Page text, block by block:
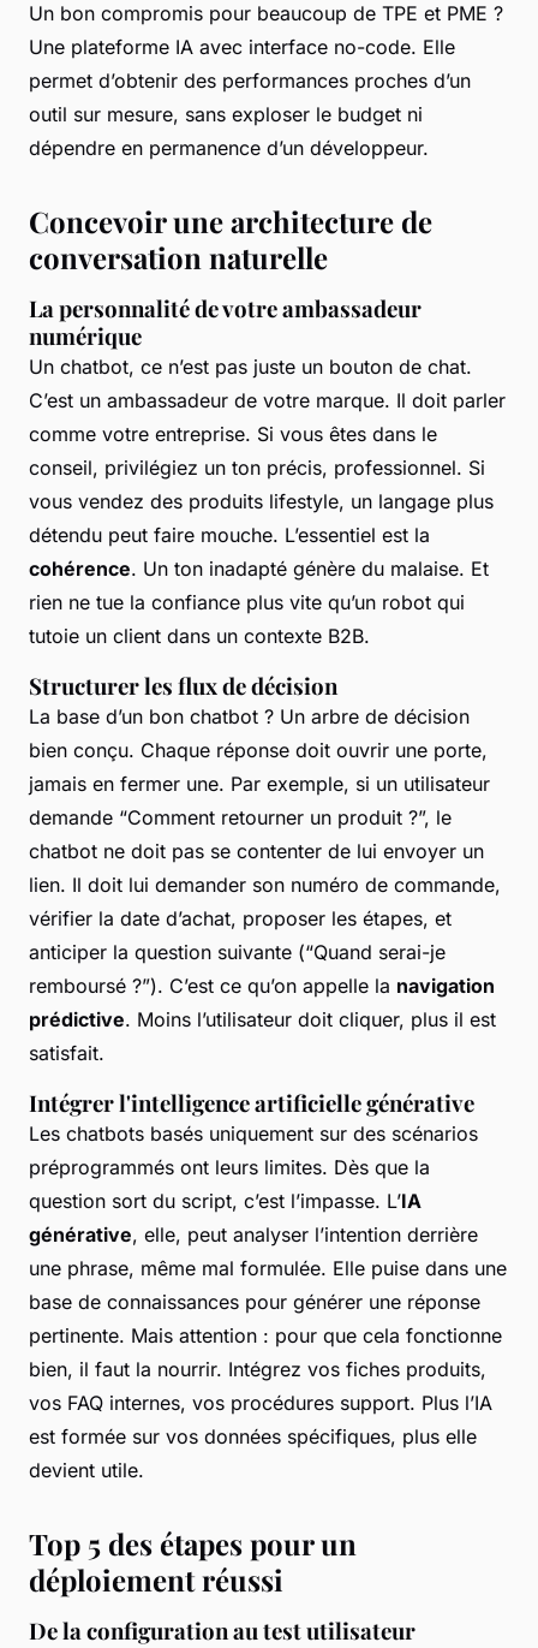
Un bon compromis pour beaucoup de TPE et PME ?
Une plateforme IA avec interface no-code. Elle
permet d’obtenir des performances proches d’un
outil sur mesure, sans exploser le budget ni
dépendre en permanence d’un développeur.
Concevoir une architecture de
conversation naturelle
La personnalité de votre ambassadeur
numérique
Un chatbot, ce n’est pas juste un bouton de chat.
C’est un ambassadeur de votre marque. Il doit parler
comme votre entreprise. Si vous êtes dans le
conseil, privilégiez un ton précis, professionnel. Si
vous vendez des produits lifestyle, un langage plus
détendu peut faire mouche. L’essentiel est la
cohérence. Un ton inadapté génère du malaise. Et
rien ne tue la confiance plus vite qu’un robot qui
tutoie un client dans un contexte B2B.
Structurer les flux de décision
La base d’un bon chatbot ? Un arbre de décision
bien conçu. Chaque réponse doit ouvrir une porte,
jamais en fermer une. Par exemple, si un utilisateur
demande “Comment retourner un produit ?”, le
chatbot ne doit pas se contenter de lui envoyer un
lien. Il doit lui demander son numéro de commande,
vérifier la date d’achat, proposer les étapes, et
anticiper la question suivante (“Quand serai-je
remboursé ?”). C’est ce qu’on appelle la navigation
prédictive. Moins l’utilisateur doit cliquer, plus il est
satisfait.
Intégrer l'intelligence artificielle générative
Les chatbots basés uniquement sur des scénarios
préprogrammés ont leurs limites. Dès que la
question sort du script, c’est l’impasse. L’IA
générative, elle, peut analyser l’intention derrière
une phrase, même mal formulée. Elle puise dans une
base de connaissances pour générer une réponse
pertinente. Mais attention : pour que cela fonctionne
bien, il faut la nourrir. Intégrez vos fiches produits,
vos FAQ internes, vos procédures support. Plus l’IA
est formée sur vos données spécifiques, plus elle
devient utile.
Top 5 des étapes pour un
déploiement réussi
De la configuration au test utilisateur